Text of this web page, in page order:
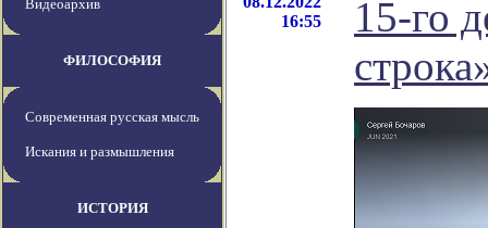
Видеоархив
ФИЛОСОФИЯ
Современная русская мысль
Искания и размышления
ИСТОРИЯ
16:55
15-го